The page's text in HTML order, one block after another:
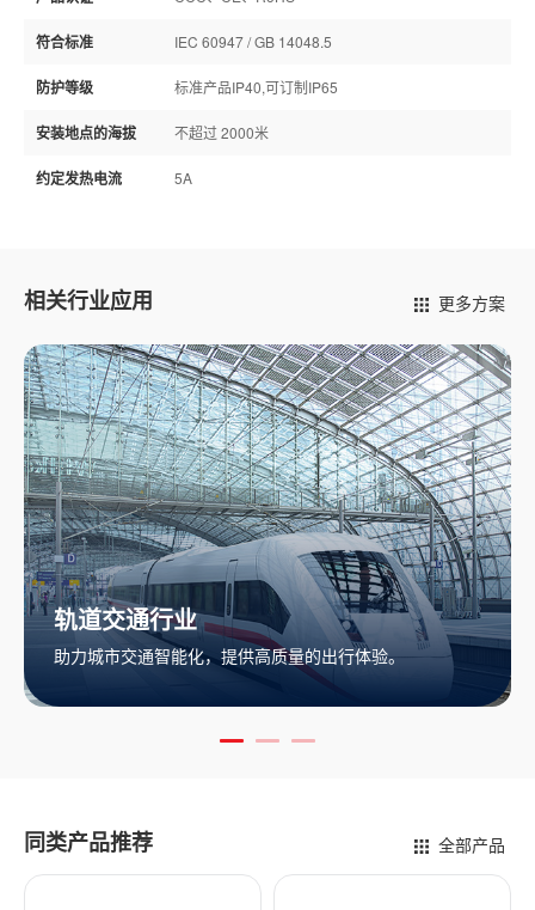
符合标准 IEC 60947 / GB 14048.5
防护等级 标准产品IP40,可订制IP65
安装地点的海拔 不超过 2000米
约定发热电流 5A
相关行业应用 更多方案
，提供高质量的出行体验。
新能源行业
推动可再生能源利
同类产品推荐 全部产品